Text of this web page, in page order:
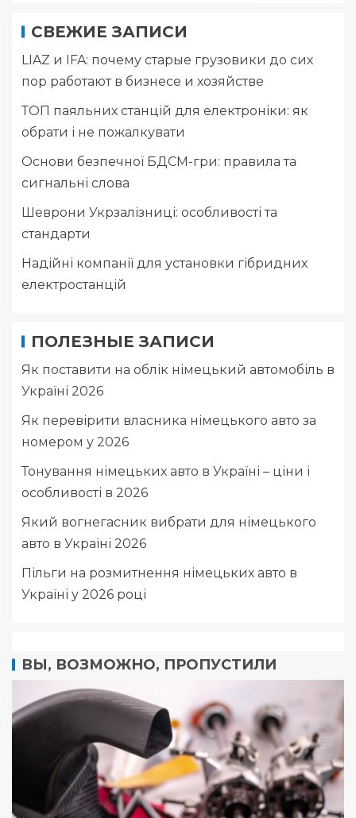
СВЕЖИЕ ЗАПИСИ
LIAZ и IFA: почему старые грузовики до сих
пор работают в бизнесе и хозяйстве
ТОП паяльних станцій для електроніки: як
обрати і не пожалкувати
Основи безпечної БДСМ-гри: правила та
сигнальні слова
Шеврони Укрзалізниці: особливості та
стандарти
Надійні компанії для установки гібридних
електростанцій
ПОЛЕЗНЫЕ ЗАПИСИ
Як поставити на облік німецький автомобіль в
Україні 2026
Як перевірити власника німецького авто за
номером у 2026
Тонування німецьких авто в Україні – ціни і
особливості в 2026
Який вогнегасник вибрати для німецького
авто в Україні 2026
Пільги на розмитнення німецьких авто в
Україні у 2026 році
ВЫ, ВОЗМОЖНО, ПРОПУСТИЛИ